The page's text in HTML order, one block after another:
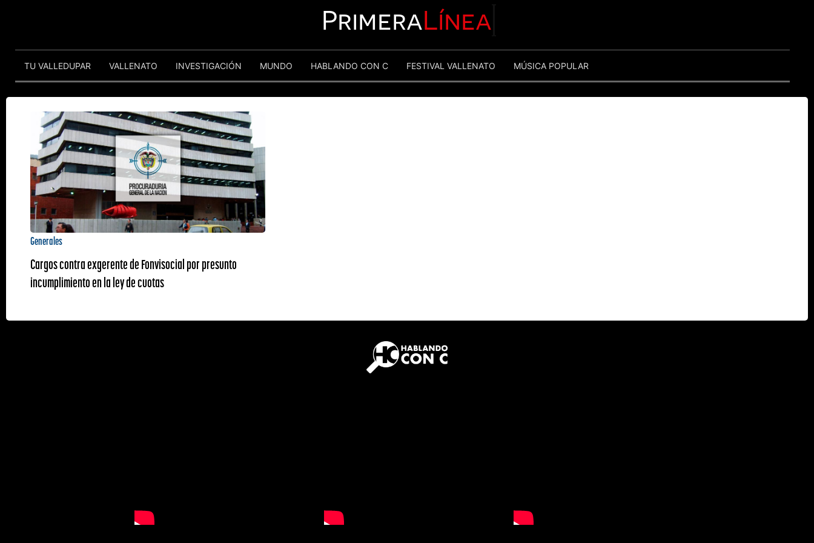
PrimeraLínea
TU VALLEDUPAR VALLENATO INVESTIGACIÓN MUNDO HABLANDO CON C FESTIVAL VALLENATO MÚSICA POPULAR
Generales
Cargos contra exgerente de Fonvisocial por presunto
incumplimiento en la ley de cuotas